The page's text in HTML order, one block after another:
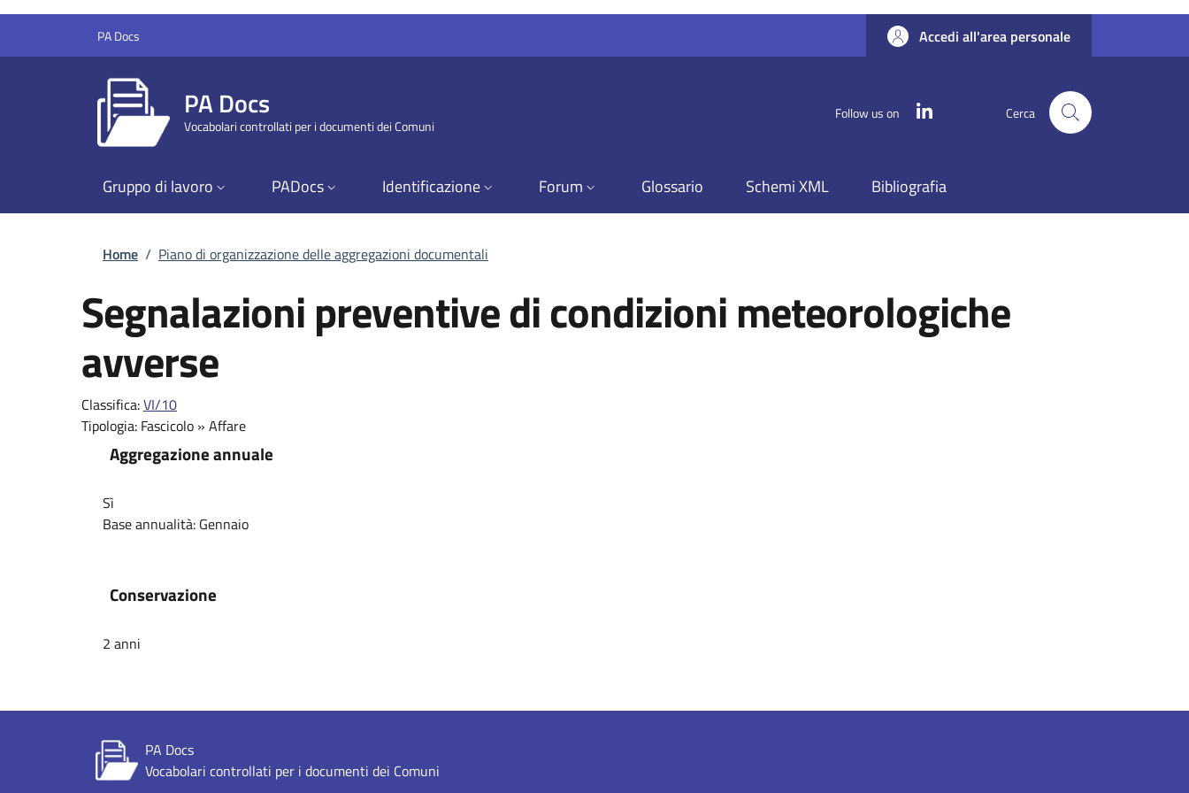
PA Docs Accedi all'area personale
PA Docs
Vocabolari controllati per i documenti dei Comuni
Follow us on Cerca
Gruppo di lavoro PADocs Identificazione Forum Glossario Schemi XML Bibliografia
Briciole di pane
Home / Piano di organizzazione delle aggregazioni documentali
Segnalazioni preventive di condizioni meteorologiche
avverse
Classifica:VI/10
Tipologia: Fascicolo » Affare
Aggregazione annuale
Sì
Base annualità: Gennaio
Conservazione
2 anni
PA Docs
Vocabolari controllati per i documenti dei Comuni